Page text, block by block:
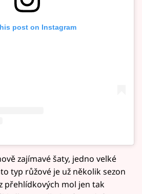
post on Instagram
zajímavé šaty, jedno velké
typ růžové je už několik sezon
přehlídkových mol jen tak